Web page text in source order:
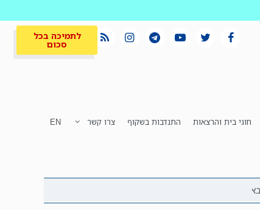
לתמיכה בכל
סכום
חוגי בית והרצאות התנדבות בשקוף צרו קשר EN
המקום הכי חם לתמיכה בכל